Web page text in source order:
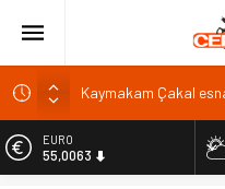
Kaymakam Çakal
Memur
Malatya Valisi Seddar
bulundu
EURO
55,0063